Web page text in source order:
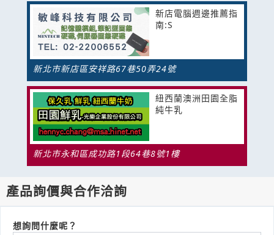
新店電腦週邊推薦指
南:S
新北市新店區安祥路67巷50弄24號
紐西蘭澳洲田園全脂
純牛乳
新北市永和區成功路1段64巷8號1樓
產品詢價與合作洽詢
想詢問什麼呢？